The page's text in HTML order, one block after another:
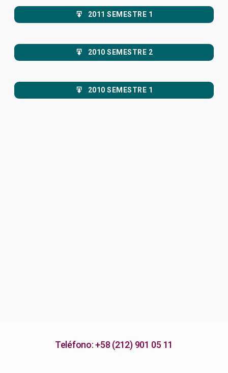
2011 SEMESTRE 1
2010 SEMESTRE 2
2010 SEMESTRE 1
Teléfono: +58 (212) 901 05 11